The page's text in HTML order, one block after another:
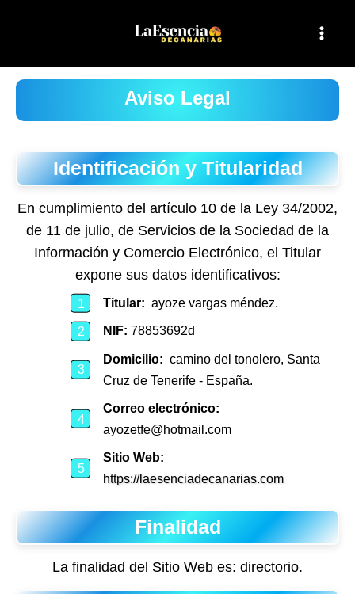
Aviso Legal
Identificación y Titularidad
En cumplimiento del artículo 10 de la Ley 34/2002,
de 11 de julio, de Servicios de la Sociedad de la
Información y Comercio Electrónico, el Titular
expone sus datos identificativos:
Titular: ayoze vargas méndez.
NIF: 78853692d
Domicilio: camino del tonolero, Santa
Cruz de Tenerife - España.
Correo electrónico:
ayozetfe@hotmail.com
Sitio Web:
https://laesenciadecanarias.com
Finalidad
La finalidad del Sitio Web es: directorio.